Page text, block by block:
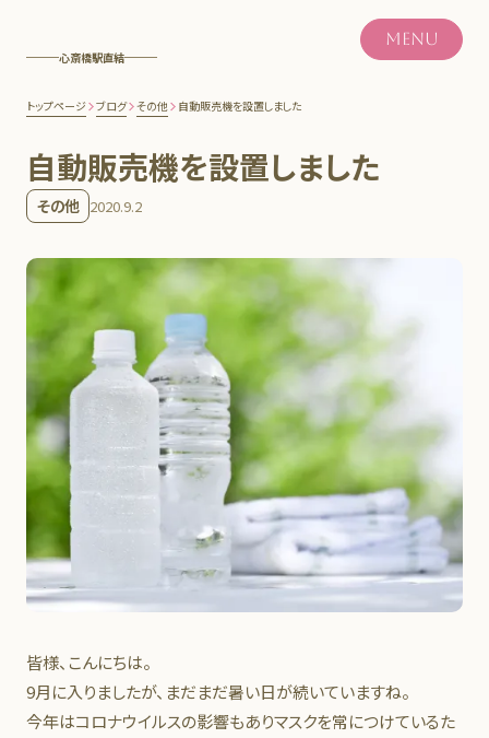
心斎橋駅直結
MENU
トップページ ブログ その他 自動販売機を設置しました
自動販売機を設置しました
その他 2020.9.2
皆様、こんにちは。
9月に入りましたが、まだまだ暑い日が続いていますね。
今年はコロナウイルスの影響もありマスクを常につけているた